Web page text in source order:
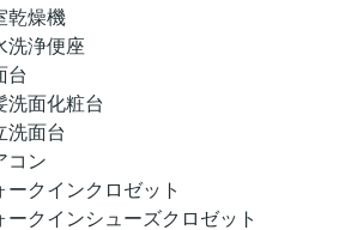
乾燥機
洗浄便座
台
洗面化粧台
洗面台
コン
ークインクロゼット
ークインシューズクロゼット